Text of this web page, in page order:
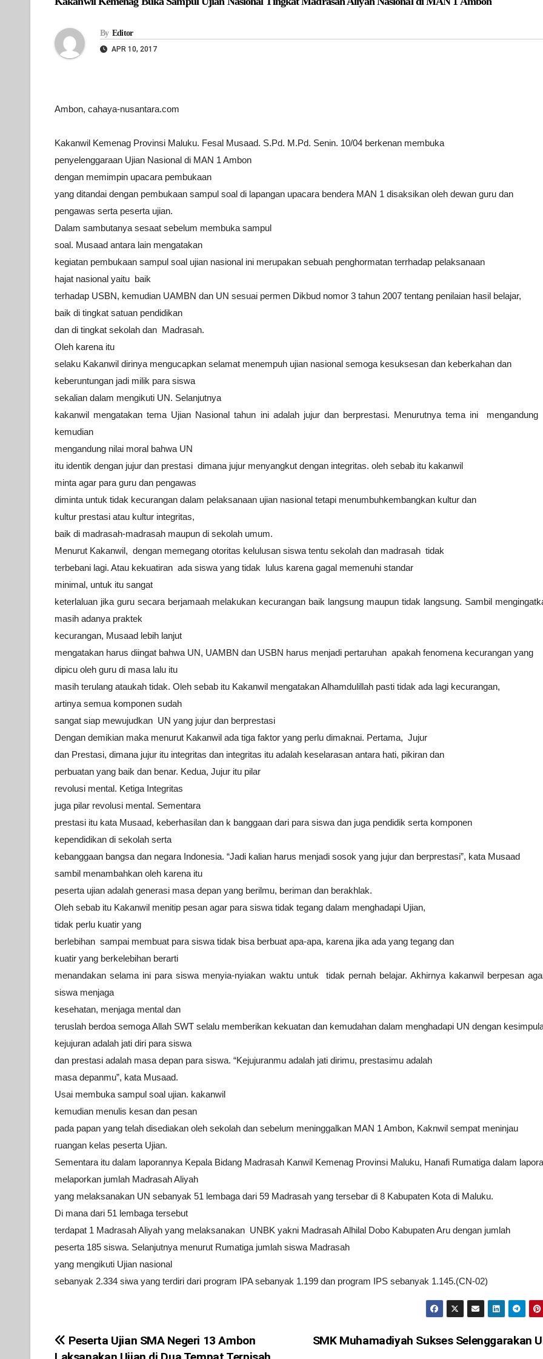
By Editor
APR 10, 2017
Ambon, cahaya-nusantara.com
Kakanwil Kemenag Provinsi Maluku. Fesal Musaad. S.Pd. M.Pd. Senin. 10/04 berkenan membuka
penyelenggaraan Ujian Nasional di MAN 1 Ambon
dengan memimpin upacara pembukaan
yang ditandai dengan pembukaan sampul soal di lapangan upacara bendera MAN 1 disaksikan oleh dewan guru dan
pengawas serta peserta ujian.
Dalam sambutanya sesaat sebelum membuka sampul
soal. Musaad antara lain mengatakan
kegiatan pembukaan sampul soal ujian nasional ini merupakan sebuah penghormatan terrhadap pelaksanaan
hajat nasional yaitu baik
terhadap USBN, kemudian UAMBN dan UN sesuai permen Dikbud nomor 3 tahun 2007 tentang penilaian hasil belajar,
baik di tingkat satuan pendidikan
dan di tingkat sekolah dan Madrasah.
Oleh karena itu
selaku Kakanwil dirinya mengucapkan selamat menempuh ujian nasional semoga kesuksesan dan keberkahan dan
keberuntungan jadi milik para siswa
sekalian dalam mengikuti UN. Selanjutnya
kakanwil mengatakan tema Ujian Nasional tahun ini adalah jujur dan berprestasi. Menurutnya tema ini mengandung
kemudian
mengandung nilai moral bahwa UN
itu identik dengan jujur dan prestasi dimana jujur menyangkut dengan integritas. oleh sebab itu kakanwil
minta agar para guru dan pengawas
diminta untuk tidak kecurangan dalam pelaksanaan ujian nasional tetapi menumbuhkembangkan kultur dan
kultur prestasi atau kultur integritas,
baik di madrasah-madrasah maupun di sekolah umum.
Menurut Kakanwil, dengan memegang otoritas kelulusan siswa tentu sekolah dan madrasah tidak
terbebani lagi. Atau kekuatiran ada siswa yang tidak lulus karena gagal memenuhi standar
minimal, untuk itu sangat
keterlaluan jika guru secara berjamaah melakukan kecurangan baik langsung maupun tidak langsung. Sambil
masih adanya praktek
kecurangan, Musaad lebih lanjut
mengatakan harus diingat bahwa UN, UAMBN dan USBN harus menjadi pertaruhan apakah fenomena kecurangan yang
dipicu oleh guru di masa lalu itu
masih terulang ataukah tidak. Oleh sebab itu Kakanwil mengatakan Alhamdulillah pasti tidak ada lagi kecurangan,
artinya semua komponen sudah
sangat siap mewujudkan UN yang jujur dan berprestasi
Dengan demikian maka menurut Kakanwil ada tiga faktor yang perlu dimaknai. Pertama, Jujur
dan Prestasi, dimana jujur itu integritas dan integritas itu adalah keselarasan antara hati, pikiran dan
perbuatan yang baik dan benar. Kedua, Jujur itu pilar
revolusi mental. Ketiga Integritas
juga pilar revolusi mental. Sementara
prestasi itu kata Musaad, keberhasilan dan k banggaan dari para siswa dan juga pendidik serta komponen
kependidikan di sekolah serta
kebanggaan bangsa dan negara Indonesia. “Jadi kalian harus menjadi sosok yang jujur dan berprestasi”, kata Musaad
sambil menambahkan oleh karena itu
peserta ujian adalah generasi masa depan yang berilmu, beriman dan berakhlak.
Oleh sebab itu Kakanwil menitip pesan agar para siswa tidak tegang dalam menghadapi Ujian,
tidak perlu kuatir yang
berlebihan sampai membuat para siswa tidak bisa berbuat apa-apa, karena jika ada yang tegang dan
kuatir yang berkelebihan berarti
menandakan selama ini para siswa menyia-nyiakan waktu untuk tidak pernah belajar. Akhirnya kakanwil berpesan
siswa menjaga
kesehatan, menjaga mental dan
teruslah berdoa semoga Allah SWT selalu memberikan kekuatan dan kemudahan dalam menghadapi UN dengan
kejujuran adalah jati diri para siswa
dan prestasi adalah masa depan para siswa. “Kejujuranmu adalah jati dirimu, prestasimu adalah
masa depanmu”, kata Musaad.
Usai membuka sampul soal ujian. kakanwil
kemudian menulis kesan dan pesan
pada papan yang telah disediakan oleh sekolah dan sebelum meninggalkan MAN 1 Ambon, Kaknwil sempat meninjau
ruangan kelas peserta Ujian.
Sementara itu dalam laporannya Kepala Bidang Madrasah Kanwil Kemenag Provinsi Maluku, Hanafi Rumatiga dalam
melaporkan jumlah Madrasah Aliyah
yang melaksanakan UN sebanyak 51 lembaga dari 59 Madrasah yang tersebar di 8 Kabupaten Kota di Maluku.
Di mana dari 51 lembaga tersebut
terdapat 1 Madrasah Aliyah yang melaksanakan UNBK yakni Madrasah Alhilal Dobo Kabupaten Aru dengan jumlah
peserta 185 siswa. Selanjutnya menurut Rumatiga jumlah siswa Madrasah
yang mengikuti Ujian nasional
sebanyak 2.334 siwa yang terdiri dari program IPA sebanyak 1.199 dan program IPS sebanyak 1.145.(CN-02)
Post
SMK Muhamadiyah Sukses Selenggarakan
Peserta Ujian SMA Negeri 13 Ambon